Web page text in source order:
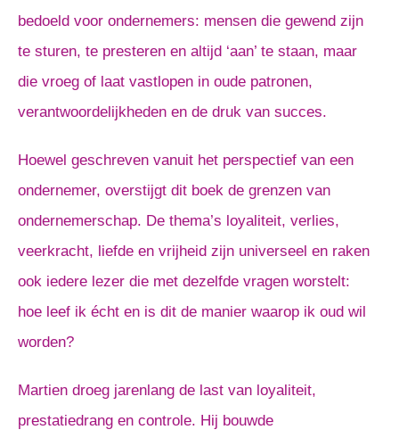
bedoeld voor ondernemers: mensen die gewend zijn
te sturen, te presteren en altijd ‘aan’ te staan, maar
die vroeg of laat vastlopen in oude patronen,
verantwoordelijkheden en de druk van succes.
Hoewel geschreven vanuit het perspectief van een
ondernemer, overstijgt dit boek de grenzen van
ondernemerschap. De thema’s loyaliteit, verlies,
veerkracht, liefde en vrijheid zijn universeel en raken
ook iedere lezer die met dezelfde vragen worstelt:
hoe leef ik écht en is dit de manier waarop ik oud wil
worden?
Martien droeg jarenlang de last van loyaliteit,
prestatiedrang en controle. Hij bouwde